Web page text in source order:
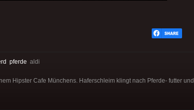
pferde aldi
Hipster Cafe Münchens. Haferschleim klingt nach Pferde- futter und